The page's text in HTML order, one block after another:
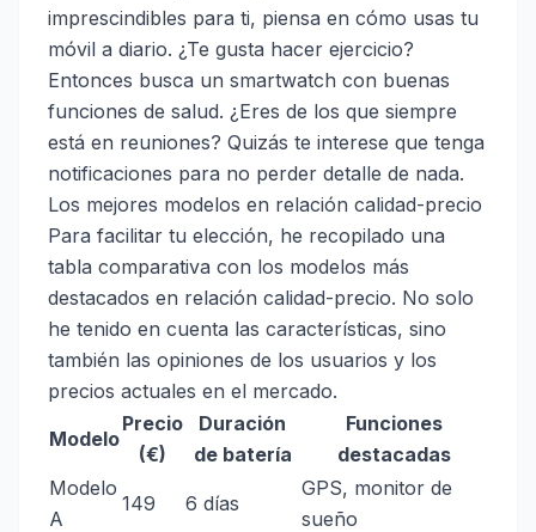
imprescindibles para ti, piensa en cómo usas tu
móvil a diario. ¿Te gusta hacer ejercicio?
Entonces busca un smartwatch con buenas
funciones de salud. ¿Eres de los que siempre
está en reuniones? Quizás te interese que tenga
notificaciones para no perder detalle de nada.
Los mejores modelos en relación calidad-precio
Para facilitar tu elección, he recopilado una
tabla comparativa con los modelos más
destacados en relación calidad-precio. No solo
he tenido en cuenta las características, sino
también las opiniones de los usuarios y los
precios actuales en el mercado.
Modelo
Precio
(€)
Duración
de batería
Funciones
destacadas
Modelo
A
149 6 días
GPS, monitor de
sueño